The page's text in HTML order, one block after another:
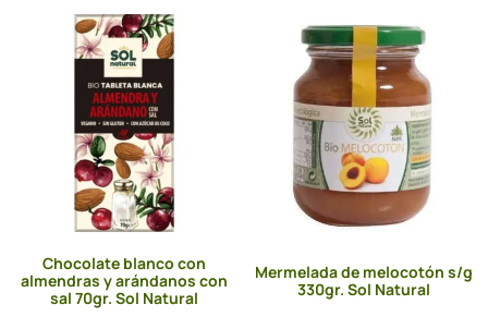
Chocolate blanco con
almendras y arándanos con
sal 70gr. Sol Natural
Mermelada de melocotón s/g
330gr. Sol Natural